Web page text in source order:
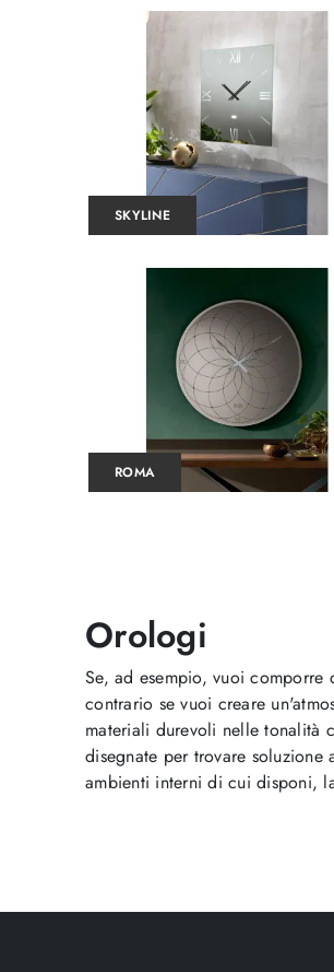
SKYLINE
ROMA
Orologi
Se, ad esempio, vuoi
contrario se vuoi creare
materiali durevoli nelle tonalità
disegnate per trovare
ambienti interni di cui disponi,